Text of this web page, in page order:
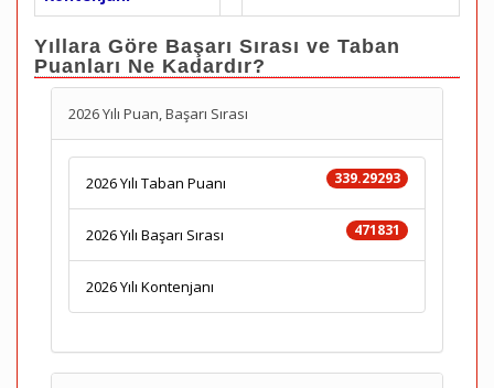
Yıllara Göre Başarı Sırası ve Taban
Puanları Ne Kadardır?
2026 Yılı Puan, Başarı Sırası
339.29293
2026 Yılı Taban Puanı
471831
2026 Yılı Başarı Sırası
2026 Yılı Kontenjanı